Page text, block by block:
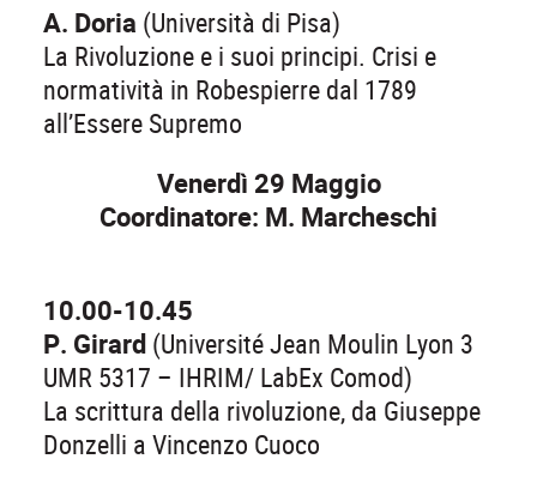
A. Doria (Università di Pisa)
La Rivoluzione e i suoi principi. Crisi e
normatività in Robespierre dal 1789
all’Essere Supremo
Venerdì 29 Maggio
Coordinatore: M. Marcheschi
10.00-10.45
P. Girard (Université Jean Moulin Lyon 3
UMR 5317 – IHRIM/ LabEx Comod)
La scrittura della rivoluzione, da Giuseppe
Donzelli a Vincenzo Cuoco